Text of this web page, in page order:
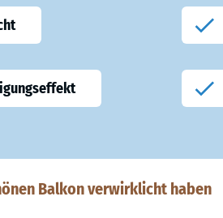
Balkon verwirklicht haben